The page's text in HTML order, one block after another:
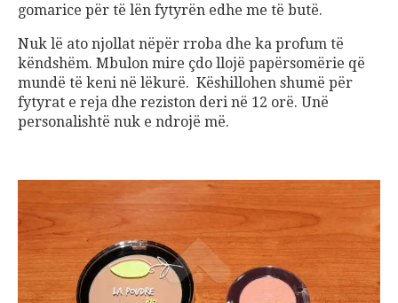
gomarice për të lën fytyrën edhe me të butë.
Nuk lë ato njollat nëpër rroba dhe ka profum të
këndshëm. Mbulon mire çdo llojë papërsomërie që
mundë të keni në lëkurë. Këshillohen shumë për
fytyrat e reja dhe reziston deri në 12 orë. Unë
personalishtë nuk e ndrojë më.